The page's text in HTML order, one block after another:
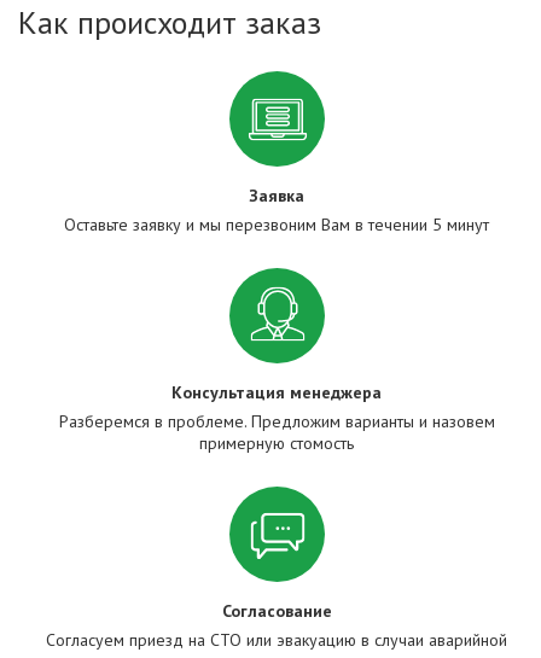
Как происходит заказ
Заявка
Оставьте заявку и мы перезвоним Вам в течении 5 минут
Консультация менеджера
Разберемся в проблеме. Предложим варианты и назовем
примерную стомость
Согласование
Согласуем приезд на СТО или эвакуацию в случаи аварийной